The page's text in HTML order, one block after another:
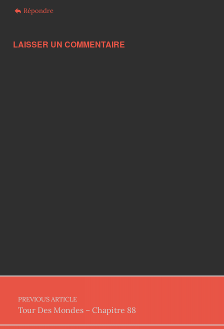
Répondre
LAISSER UN COMMENTAIRE
Post navigation
PREVIOUS ARTICLE
Tour Des Mondes – Chapitre 88